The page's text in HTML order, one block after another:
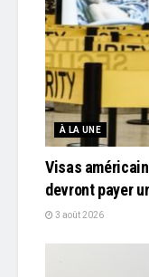
À LA UNE
Visas
devront payer
3 août 2026